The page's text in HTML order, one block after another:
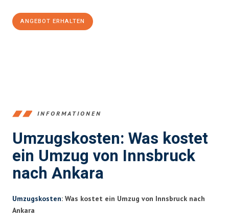
ANGEBOT ERHALTEN
INFORMATIONEN
Umzugskosten: Was kostet
ein Umzug von Innsbruck
nach Ankara
Umzugskosten: Was kostet ein Umzug von Innsbruck nach
Ankara